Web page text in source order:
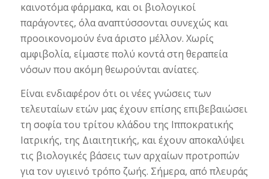
καινοτόμα φάρμακα, και οι βιολογικοί
παράγοντες, όλα αναπτύσσονται συνεχώς και
προοικονομούν ένα άριστο μέλλον. Χωρίς
αμφιβολία, είμαστε πολύ κοντά στη θεραπεία
νόσων που ακόμη θεωρούνται ανίατες.
Είναι ενδιαφέρον ότι οι νέες γνώσεις των
τελευταίων ετών μας έχουν επίσης επιβεβαιώσει
τη σοφία του τρίτου κλάδου της Ιπποκρατικής
Ιατρικής, της Διαιτητικής, και έχουν αποκαλύψει
τις βιολογικές βάσεις των αρχαίων προτροπών
για τον υγιεινό τρόπο ζωής. Σήμερα, από πλευράς